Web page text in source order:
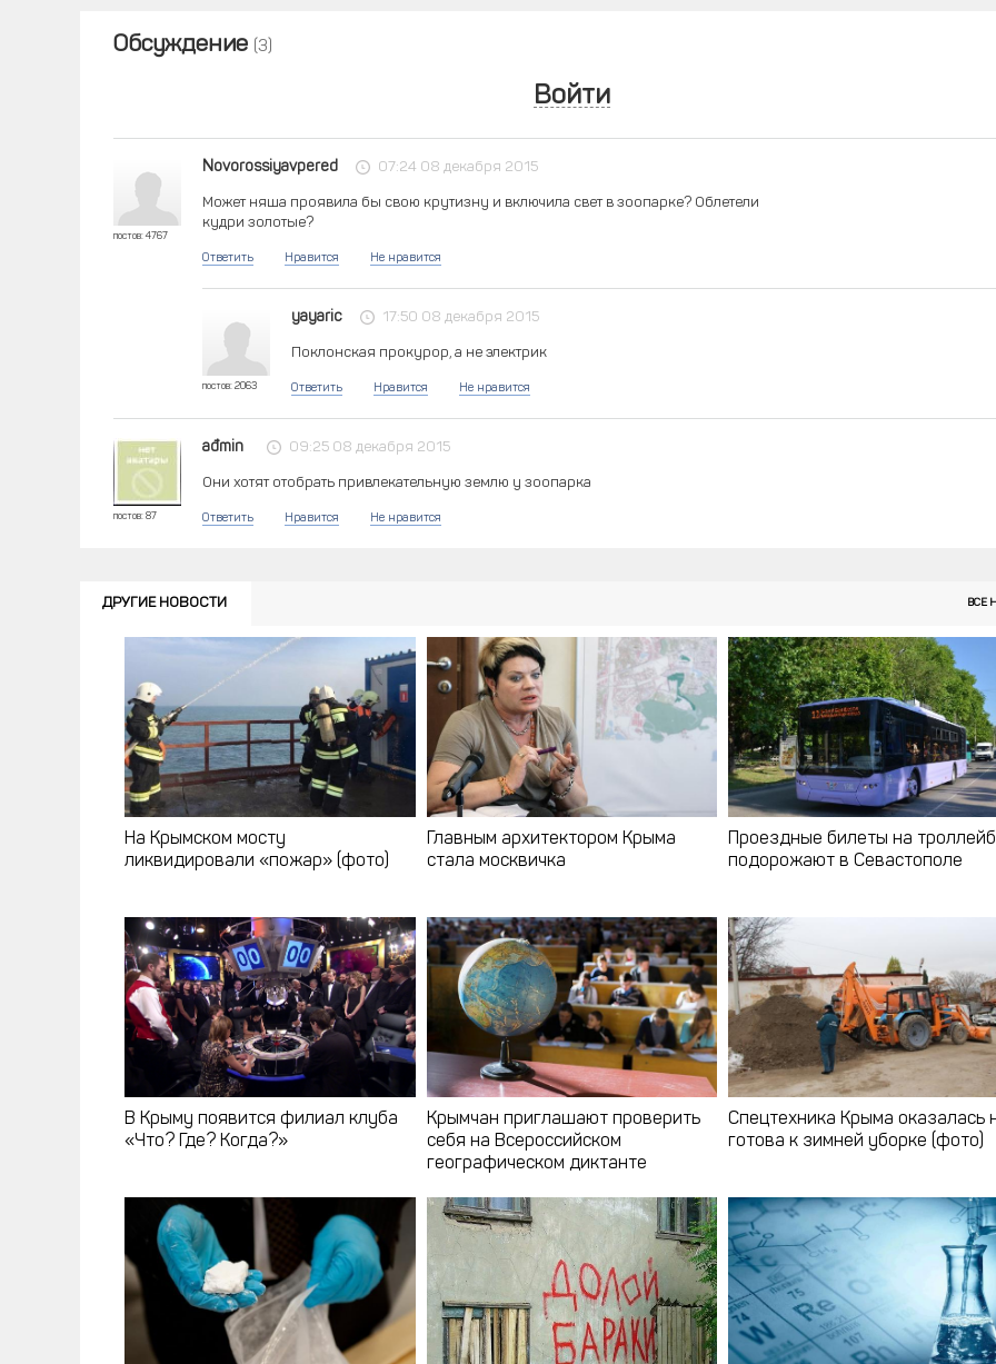
Обсуждение (3)
Войти
постов: 4767
Novorossiyavpered 07:24 08 декабря 2015
Может няша проявила бы свою крутизну и включила свет в зоопарке? Облетели
кудри золотые?
Ответить Нравится Не нравится
постов: 2063
yayaric 17:50 08 декабря 2015
Поклонская прокурор, а не электрик
Ответить Нравится Не нравится
постов: 87
ađmin 09:25 08 декабря 2015
Они хотят отобрать привлекательную землю у зоопарка
Ответить Нравится Не нравится
На Крымском мосту
ликвидировали «пожар» (фото)
Главным архитектором Крыма
стала москвичка
Проездные билеты на
подорожают в Севастополе
В Крыму появится филиал клуба
«Что? Где? Когда?»
Крымчан приглашают проверить
себя на Всероссийском
географическом диктанте
Спецтехника Крыма оказалась
готова к зимней уборке (фото)
ДРУГИЕ НОВОСТИ ВСЕ